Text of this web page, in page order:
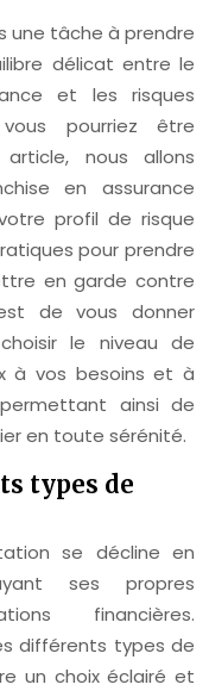
une tâche à prendre
délicat entre le
et les risques
pourriez être
nous allons
en assurance
profil de risque
pour prendre
en garde contre
de vous donner
le niveau de
à vos besoins et à
ainsi de
en toute sérénité.
types de
se décline en
ses propres
financières.
différents types de
un choix éclairé et